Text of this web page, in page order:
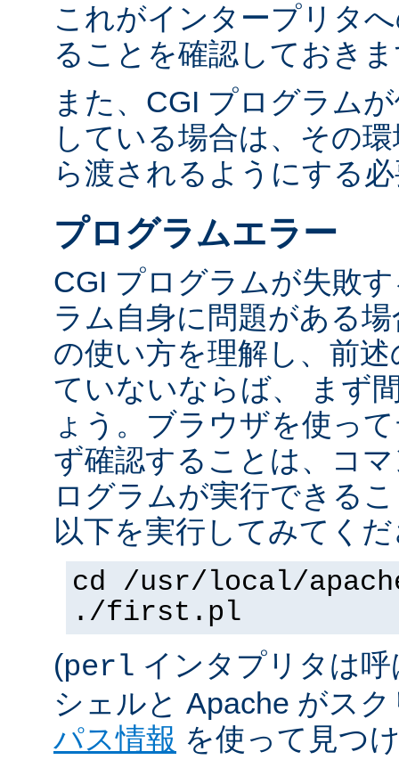
これがインタープリタ
ることを確認しておき
また、CGI プログラム
している場合は、その
ら渡されるようにする
プログラムエラー
CGI プログラムが失敗
ラム自身に問題がある
の使い方を理解し、前
ていないならば、 まず
ょう。ブラウザを使っ
ず確認することは、コ
ログラムが実行できる
以下を実行してみてく
cd /usr/local/
./first.pl
(perl インタプリタは
シェルと Apache がス
パス情報 を使って見つ